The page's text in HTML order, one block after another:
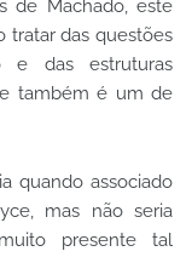
de Machado, este
tratar das questões
e das estruturas
também é um de
quando associado
mas não seria
presente tal